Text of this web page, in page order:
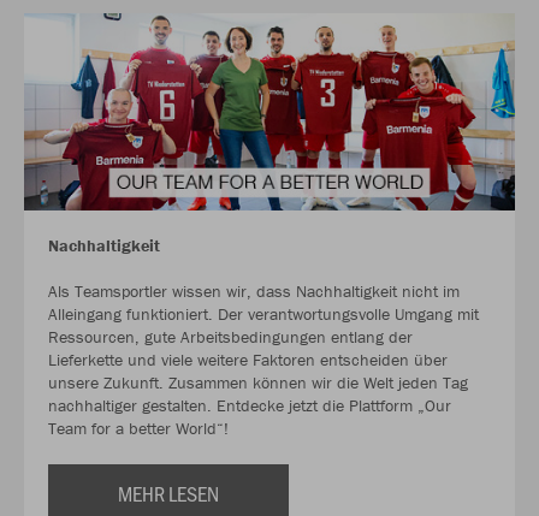
Nachhaltigkeit
Als Teamsportler wissen wir, dass Nachhaltigkeit nicht im
Alleingang funktioniert. Der verantwortungsvolle Umgang mit
Ressourcen, gute Arbeitsbedingungen entlang der
Lieferkette und viele weitere Faktoren entscheiden über
unsere Zukunft. Zusammen können wir die Welt jeden Tag
nachhaltiger gestalten. Entdecke jetzt die Plattform „Our
Team for a better World“!
MEHR LESEN